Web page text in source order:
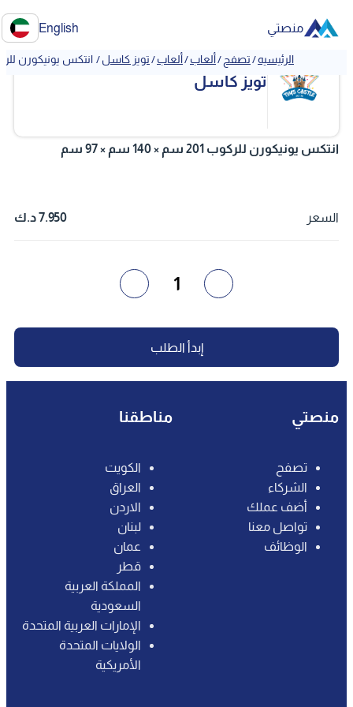
منصتي English
الرئيسيه/تصفح /ألعاب/ألعاب/تويز كاسل/ انتكس يونيكورن للركوب 201 سم × 140
تويز كاسل
انتكس يونيكورن للركوب 201 سم × 140 سم × 97 سم
السعر 7.950 د.ك
1
إبدأ الطلب
منصتي
تصفح
الشركاء
أضف عملك
تواصل معنا
الوظائف
مناطقنا
الكويت
العراق
الاردن‎
لبنان
عمان
قطر
المملكة العربية
السعودية
الإمارات العربية المتحدة
الولايات المتحدة
الأمريكية